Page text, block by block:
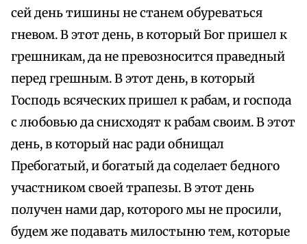
сей день тишины не станем обуреваться
гневом. В этот день, в который Бог пришел к
грешникам, да не превозносится праведный
перед грешным. В этот день, в который
Господь всяческих пришел к рабам, и господа
с любовью да снисходят к рабам своим. В этот
день, в который нас ради обнищал
Пребогатый, и богатый да соделает бедного
участником своей трапезы. В этот день
получен нами дар, которого мы не просили,
будем же подавать милостыню тем, которые